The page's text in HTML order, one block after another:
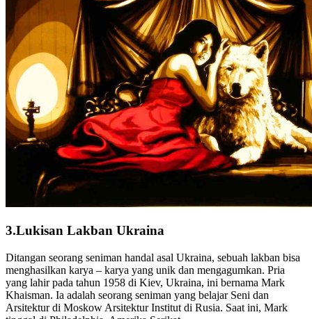
3.Lukisan Lakban Ukraina
Ditangan seorang seniman handal asal Ukraina, sebuah lakban bisa
menghasilkan karya – karya yang unik dan mengagumkan. Pria
yang lahir pada tahun 1958 di Kiev, Ukraina, ini bernama Mark
Khaisman. Ia adalah seorang seniman yang belajar Seni dan
Arsitektur di Moskow Arsitektur Institut di Rusia. Saat ini, Mark